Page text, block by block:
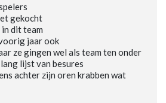
gekocht
dit team
jaar ook
ze gingen wel als team ten onder
lijst van besures
achter zijn oren krabben wat